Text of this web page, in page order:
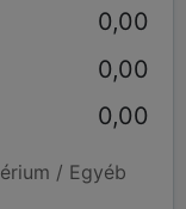
0,00
0,00
0,00
/ Egyéb